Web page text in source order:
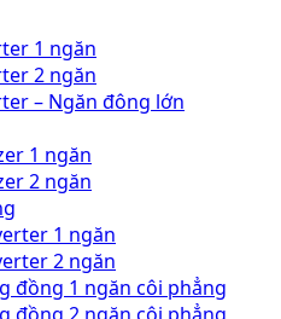
đồng 2 ngăn côi bông
côi phẳng
côi phẳng
côi bông